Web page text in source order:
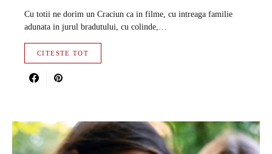
Cu totii ne dorim un Craciun ca in filme, cu intreaga familie
adunata in jurul bradutului, cu colinde,…
CITESTE TOT